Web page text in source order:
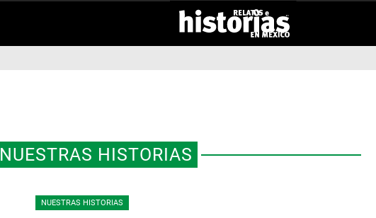
NUESTRAS HISTORIAS
NUESTRAS HISTORIAS